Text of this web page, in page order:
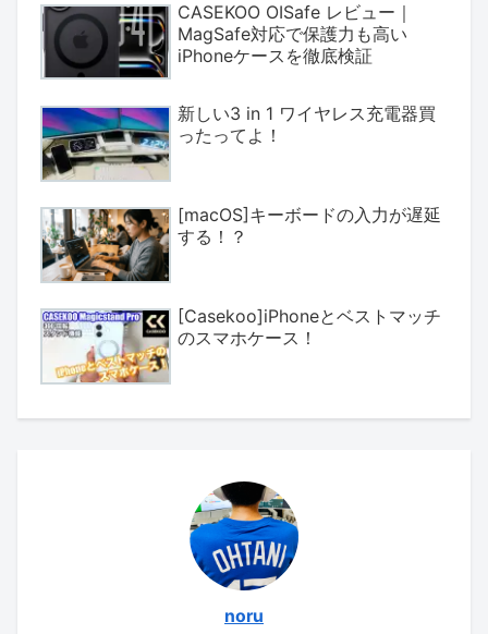
CASEKOO OISafe レビュー｜
MagSafe対応で保護力も高い
iPhoneケースを徹底検証
新しい3 in 1 ワイヤレス充電器買
ったってよ！
[macOS]キーボードの入力が遅延
する！？
[Casekoo]iPhoneとベストマッチ
のスマホケース！
noru